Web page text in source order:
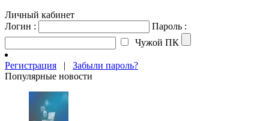
Личный кабинет
Логин :
Пароль :
Чужой ПК
Регистрация | Забыли пароль?
Популярные новости